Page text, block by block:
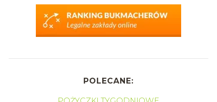
POLECANE: